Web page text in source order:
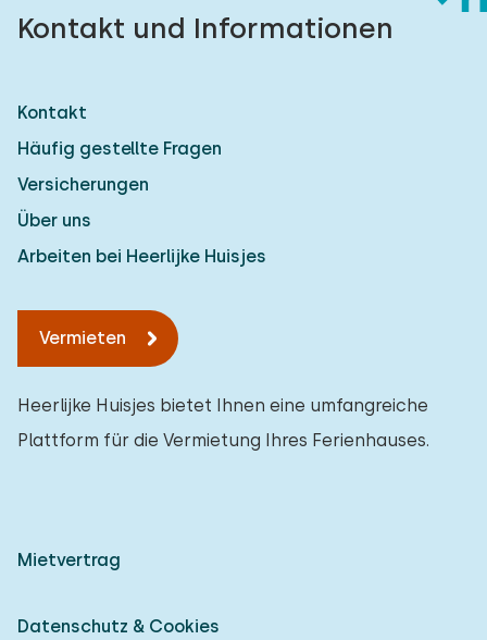
Kontakt und Informationen
Kontakt
Häufig gestellte Fragen
Versicherungen
Über uns
Arbeiten bei Heerlijke Huisjes
Vermieten
Heerlijke Huisjes bietet Ihnen eine umfangreiche
Plattform für die Vermietung Ihres Ferienhauses.
Mietvertrag
Datenschutz & Cookies